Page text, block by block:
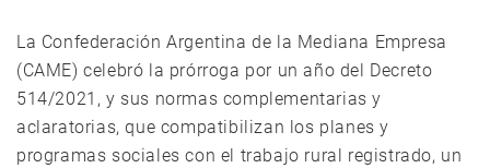
La Confederación Argentina de la Mediana Empresa
(CAME) celebró la prórroga por un año del Decreto
514/2021, y sus normas complementarias y
aclaratorias, que compatibilizan los planes y
programas sociales con el trabajo rural registrado, un